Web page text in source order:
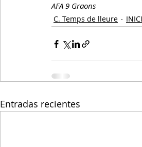
AFA 9 Graons
C. Temps de lleure INICI
Entradas recientes